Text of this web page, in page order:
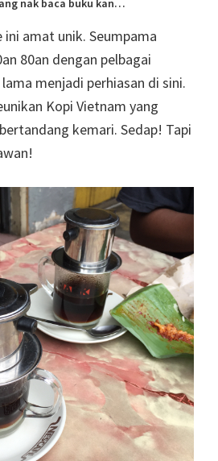
nak baca buku kan…
ini amat unik. Seumpama
80an dengan pelbagai
menjadi perhiasan di sini.
Kopi Vietnam yang
kemari. Sedap! Tapi